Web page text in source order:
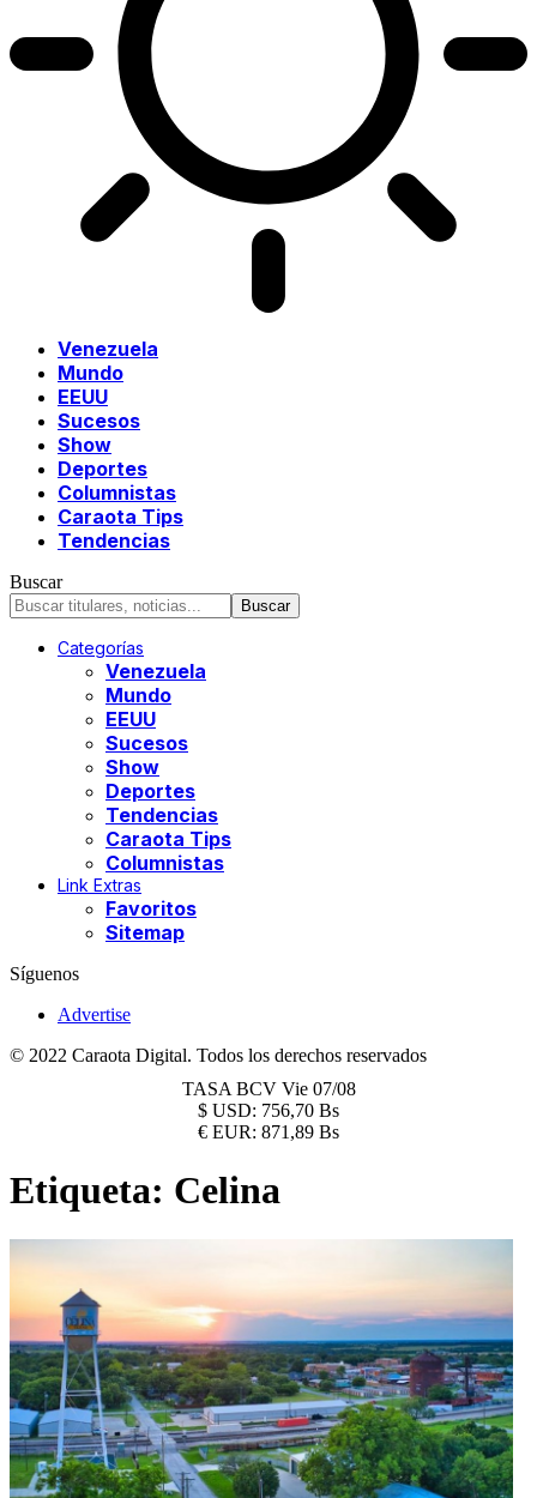
Venezuela
Mundo
EEUU
Sucesos
Show
Deportes
Columnistas
Caraota Tips
Tendencias
Buscar
Categorías
Venezuela
Mundo
EEUU
Sucesos
Show
Deportes
Tendencias
Caraota Tips
Columnistas
Link Extras
Favoritos
Sitemap
Síguenos
Advertise
© 2022 Caraota Digital. Todos los derechos reservados
TASA BCV Vie 07/08
$ USD: 756,70 Bs
€ EUR: 871,89 Bs
Etiqueta: Celina